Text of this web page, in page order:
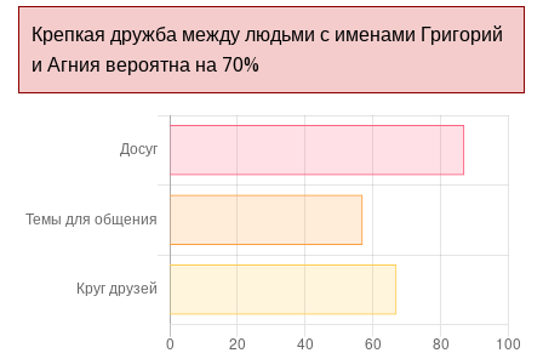
Крепкая дружба между людьми с именами Григорий
и Агния вероятна на 70%